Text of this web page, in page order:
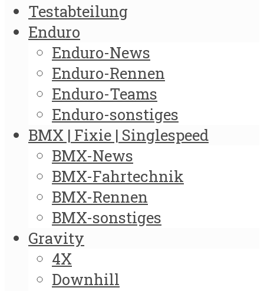
Testabteilung
Enduro
Enduro-News
Enduro-Rennen
Enduro-Teams
Enduro-sonstiges
BMX | Fixie | Singlespeed
BMX-News
BMX-Fahrtechnik
BMX-Rennen
BMX-sonstiges
Gravity
4X
Downhill